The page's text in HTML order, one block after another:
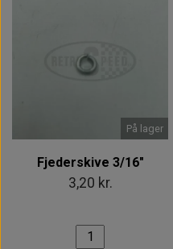
På lager
Fjederskive 3/16"
3,20 kr.